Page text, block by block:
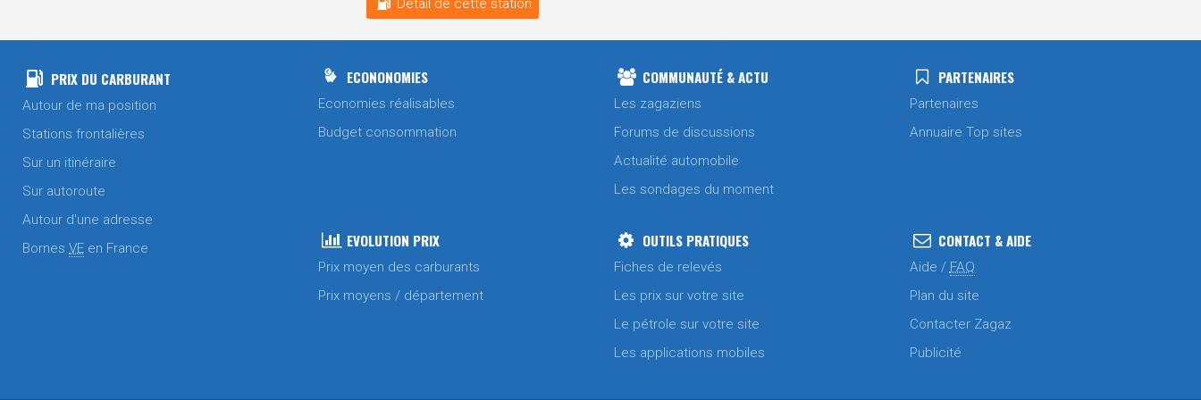
Détail de cette station
PRIX DU CARBURANT
Autour de ma position
Stations frontalières
Sur un itinéraire
Sur autoroute
Autour d'une adresse
Bornes VE en France
ECONONOMIES
Economies réalisables
Budget consommation
COMMUNAUTÉ & ACTU
Les zagaziens
Forums de discussions
Actualité automobile
Les sondages du moment
PARTENAIRES
Partenaires
Annuaire Top sites
EVOLUTION PRIX
Prix moyen des carburants
Prix moyens / département
OUTILS PRATIQUES
Fiches de relevés
Les prix sur votre site
Le pétrole sur votre site
Les applications mobiles
CONTACT & AIDE
Aide / FAQ
Plan du site
Contacter Zagaz
Publicité